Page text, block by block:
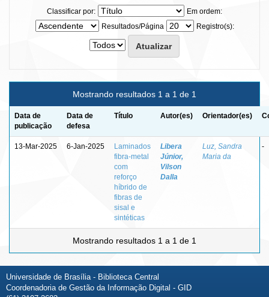
Classificar por:
Em ordem:
Resultados/Página
Registro(s):
Mostrando resultados 1 a 1 de 1
Data de
publicação
Data de
defesa
Título Autor(es) Orientador(es)
13-Mar-2025 6-Jan-2025
Laminados
fibra-metal
com
reforço
híbrido de
fibras de
sisal e
sintéticas
Libera
Júnior,
Vilson
Dalla
Luz, Sandra
Maria da
-
Mostrando resultados 1 a 1 de 1
Universidade de Brasília - Biblioteca Central
Coordenadoria de Gestão da Informação Digital - GID